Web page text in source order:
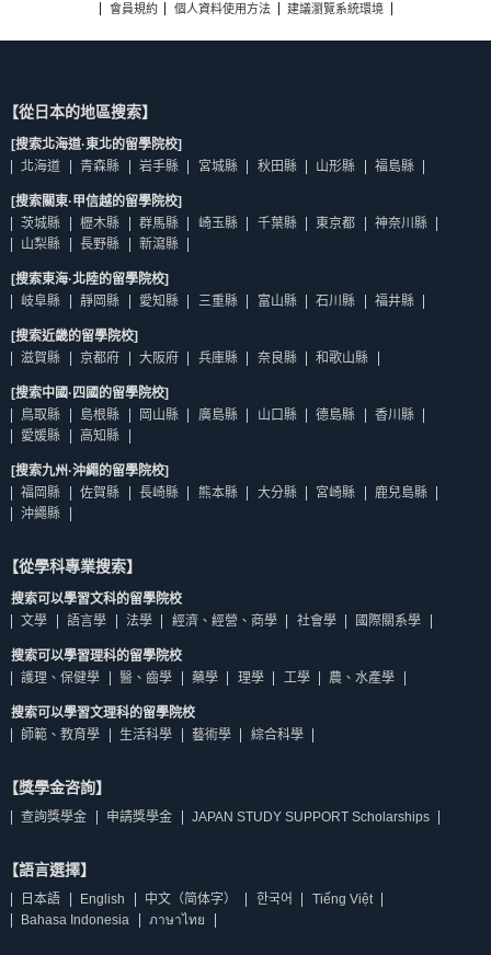
會員規約
個人資料使用方法 建議瀏覽系統環境
【從日本的地區搜索】
[搜索北海道·東北的留學院校]
北海道
青森縣 岩手縣 宮城縣 秋田縣 山形縣 福島縣
[搜索關東·甲信越的留學院校]
茨城縣
櫪木縣 群馬縣 崎玉縣 千葉縣 東京都
神奈川縣
山梨縣
長野縣 新瀉縣
[搜索東海·北陸的留學院校]
岐阜縣
靜岡縣 愛知縣 三重縣 富山縣 石川縣 福井縣
[搜索近畿的留學院校]
滋賀縣
京都府 大阪府 兵庫縣 奈良縣 和歌山縣
[搜索中國·四國的留學院校]
鳥取縣
島根縣 岡山縣 廣島縣 山口縣 德島縣
香川縣
愛媛縣
高知縣
[搜索九州·沖繩的留學院校]
福岡縣
佐賀縣 長崎縣 熊本縣 大分縣 宮崎縣
鹿兒島縣
沖繩縣
【從學科專業搜索】
搜索可以學習文科的留學院校
文學
語言學 法學 經濟、經營、商學 社會學 國際關系學
搜索可以學習理科的留學院校
護理、保健學
醫、齒學 藥學 理學 工學 農、水產學
搜索可以學習文理科的留學院校
師範、教育學
生活科學 藝術學 綜合科學
【獎學金咨詢】
查詢獎學金 申請獎學金 JAPAN STUDY SUPPORT Scholarships
【語言選擇】
日本語 English 中文（简体字） 한국어
Tiếng Việt
Bahasa Indonesia
ภาษาไทย